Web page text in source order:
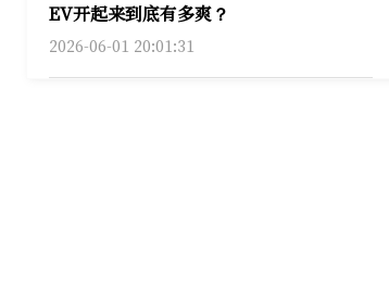
EV开起来到底有多爽？
2026-06-01 20:01:31